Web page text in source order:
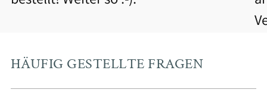
HÄUFIG GESTELLTE FRAGEN